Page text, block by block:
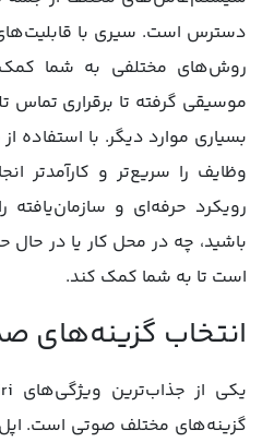
دسترس است. سیری با
روش‌های مختلفی به شما
موسیقی گرفته تا برقراری تماس
وظایف را سریع‌تر و کارآمدتر
رویکرد حرفه‌ای و
باشید، چه در محل کار یا در
است تا به شما کمک کند.
انتخاب گزینه‌های
گزینه‌های مختلف صوتی است. اپل